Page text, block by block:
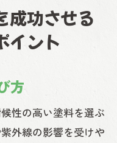
成功させる
イント
方
性の高い塗料を選ぶ
外線の影響を受けや